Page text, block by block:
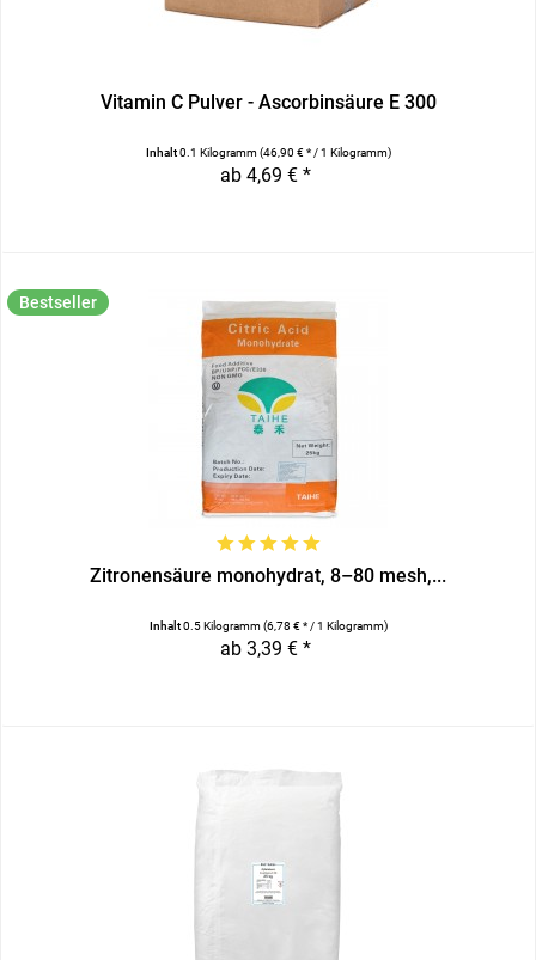
Vitamin C Pulver - Ascorbinsäure E 300
Inhalt0.1 Kilogramm(46,90 € * / 1 Kilogramm)
ab 4,69 € *
Bestseller
Zitronensäure monohydrat, 8–80 mesh,...
Inhalt0.5 Kilogramm(6,78 € * / 1 Kilogramm)
ab 3,39 € *